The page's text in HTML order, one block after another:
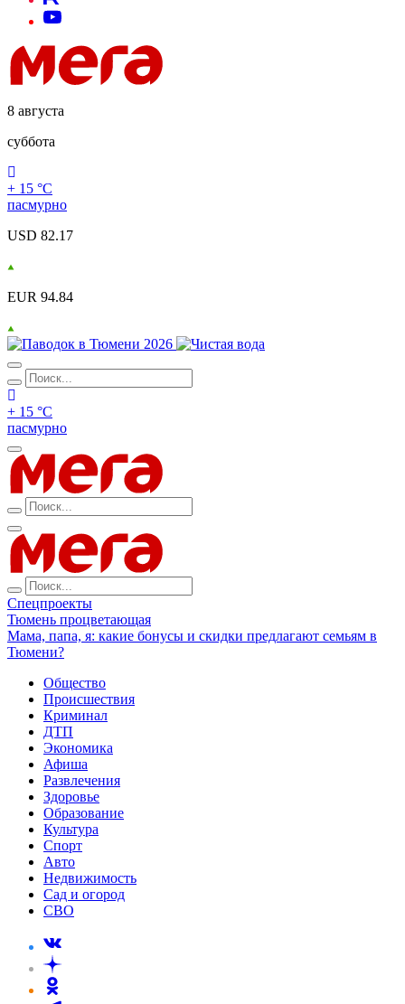
8 августа
суббота
+ 15 °С
пасмурно
USD 82.17
EUR 94.84
+ 15 °С
пасмурно
Спецпроекты
Тюмень процветающая
Мама, папа, я: какие бонусы и скидки предлагают семьям в
Тюмени?
Общество
Происшествия
Криминал
ДТП
Экономика
Афиша
Развлечения
Здоровье
Образование
Культура
Спорт
Авто
Недвижимость
Сад и огород
СВО